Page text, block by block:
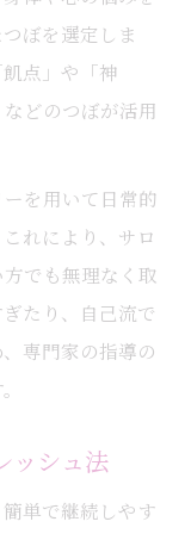
ぼを選定しま
点」や「神
どのつぼが活用
を用いて日常的
れにより、サロ
でも無理なく取
たり、自己流で
専門家の指導の
ッシュ法
単で継続しやす